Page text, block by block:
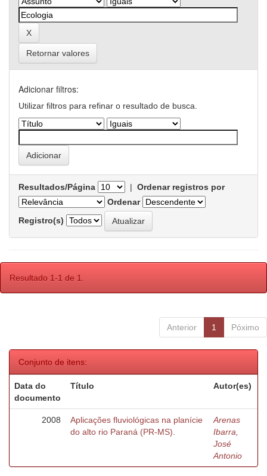
Retornar valores
Adicionar filtros:
Utilizar filtros para refinar o resultado de busca.
Resultados/Página | Ordenar registros por
Ordenar
Registro(s)
Resultado 1-1 de 1.
Anterior 1 Póximo
Conjunto de itens:
Data do
documento
Título Autor(es)
2008
Aplicações fluviológicas na planície
do alto rio Paraná (PR-MS).
Arenas
Ibarra,
José
Antonio